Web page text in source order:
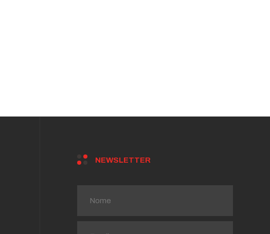
NEWSLETTER